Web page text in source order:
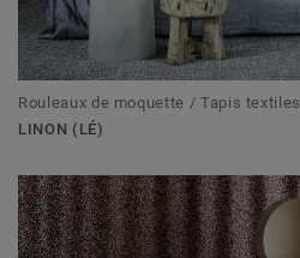
Rouleaux de moquette / Tapis textiles
LINON (LÉ)